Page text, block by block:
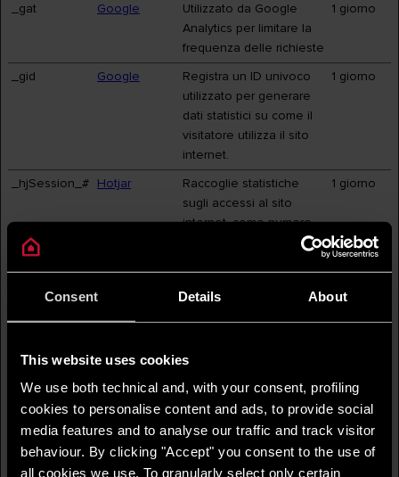
Consent Details About
This website uses cookies
We use both technical and, with your consent, profiling
cookies to personalise content and ads, to provide social
media features and to analyse our traffic and track visitor
behaviour. By clicking "Accept" you consent to the use of
all cookies we use. To granularly select only certain
_gat Google
Utilizzato da Google
Analytics per limitare la
frequenza delle richieste
1 giorno
_gid Google
Registra un ID univoco
utilizzato per generare
dati statistici su come il
visitatore utilizza il sito
internet.
1 giorno
_hjSession_# Hotjar
Raccoglie statistiche
sugli accessi al sito
internet, come numero
di accessi, tempo medio
sono state lette.
1 giorno
internet, come numero
di accessi, tempo medio
trascorso sul sito
internet e quali pagine
sono state lette.